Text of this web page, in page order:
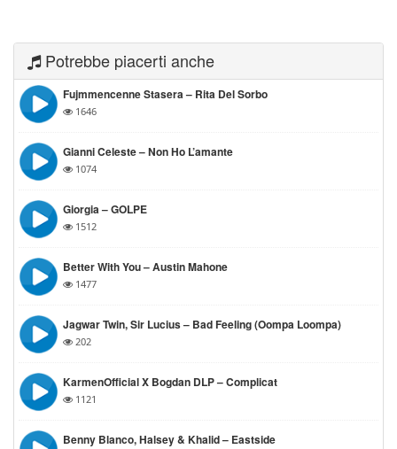
Potrebbe piacerti anche
Fujmmencenne Stasera – Rita Del Sorbo
1646
Gianni Celeste – Non Ho L’amante
1074
Giorgia – GOLPE
1512
Better With You – Austin Mahone
1477
Jagwar Twin, Sir Lucius – Bad Feeling (oompa Loompa)
202
KarmenOfficial‬ X Bogdan DLP – Complicat
1121
Benny Blanco, Halsey & Khalid – Eastside